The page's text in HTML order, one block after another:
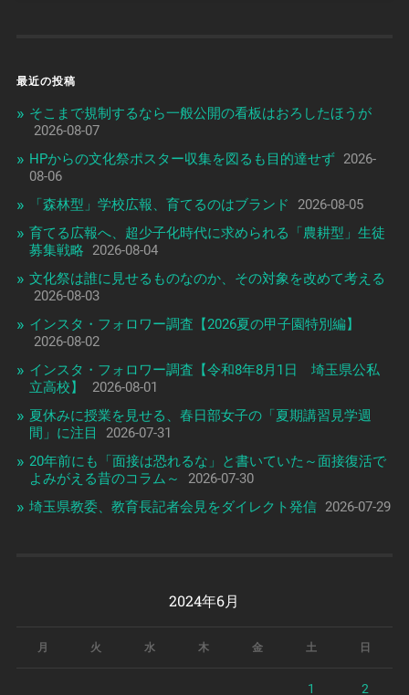
最近の投稿
そこまで規制するなら一般公開の看板はおろしたほうが
2026-08-07
HPからの文化祭ポスター収集を図るも目的達せず 2026-
08-06
「森林型」学校広報、育てるのはブランド
2026-08-05
育てる広報へ、超少子化時代に求められる「農耕型」生徒
募集戦略
2026-08-04
文化祭は誰に見せるものなのか、その対象を改めて考える
2026-08-03
インスタ・フォロワー調査【2026夏の甲子園特別編】
2026-08-02
インスタ・フォロワー調査【令和8年8月1日 埼玉県公私
立高校】
2026-08-01
夏休みに授業を見せる、春日部女子の「夏期講習見学週
間」に注目
2026-07-31
20年前にも「面接は恐れるな」と書いていた～面接復活で
よみがえる昔のコラム～
2026-07-30
埼玉県教委、教育長記者会見をダイレクト発信 2026-07-29
2024年6月
月 火 水 木 金 土 日
1 2